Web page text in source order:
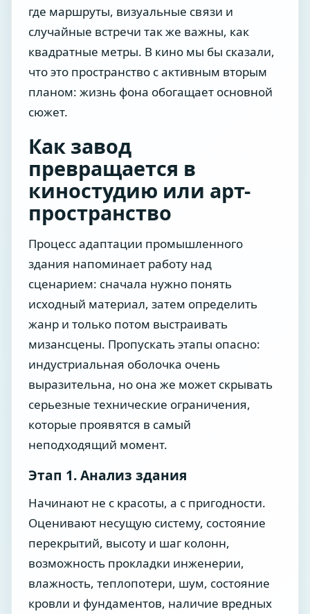
где маршруты, визуальные связи и
случайные встречи так же важны, как
квадратные метры. В кино мы бы сказали,
что это пространство с активным вторым
планом: жизнь фона обогащает основной
сюжет.
Как завод
превращается в
киностудию или арт-
пространство
Процесс адаптации промышленного
здания напоминает работу над
сценарием: сначала нужно понять
исходный материал, затем определить
жанр и только потом выстраивать
мизансцены. Пропускать этапы опасно:
индустриальная оболочка очень
выразительна, но она же может скрывать
серьезные технические ограничения,
которые проявятся в самый
неподходящий момент.
Этап 1. Анализ здания
Начинают не с красоты, а с пригодности.
Оценивают несущую систему, состояние
перекрытий, высоту и шаг колонн,
возможность прокладки инженерии,
влажность, теплопотери, шум, состояние
кровли и фундаментов, наличие вредных